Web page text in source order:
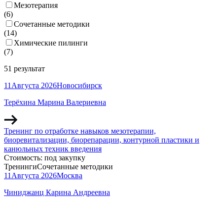
Мезотерапия
(6)
Сочетанные методики
(14)
Химические пилинги
(7)
51 результат
11 Августа 2026Новосибирск
Терёхина Марина Валериевна
Тренинг по отработке навыков мезотерапии,
биоревитализации, биорепарации, контурной пластики и
канюльных техник введения
Стоимость: под закупку
ТренингиСочетанные методики
11 Августа 2026Москва
Чиниджанц Карина Андреевна